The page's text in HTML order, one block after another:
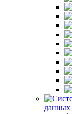
данных